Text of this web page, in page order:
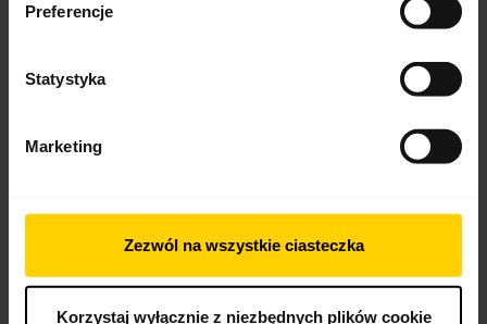
Preferencje
Statystyka
Marketing
Zezwól na wszystkie ciasteczka
Korzystaj wyłącznie z niezbędnych plików cookie
Sparuj urządzenie Jabra z urządzeniem z s
systemem Android poprzez menu
rozwijane